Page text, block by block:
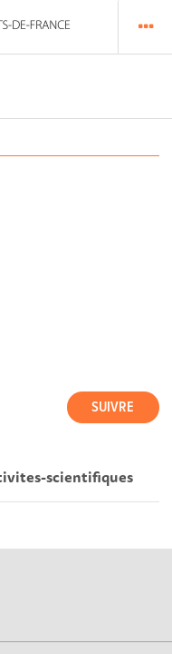
SUIVRE
scientifiques